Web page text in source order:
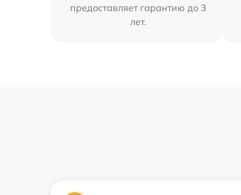
предоставляет гарантию до 3
лет.